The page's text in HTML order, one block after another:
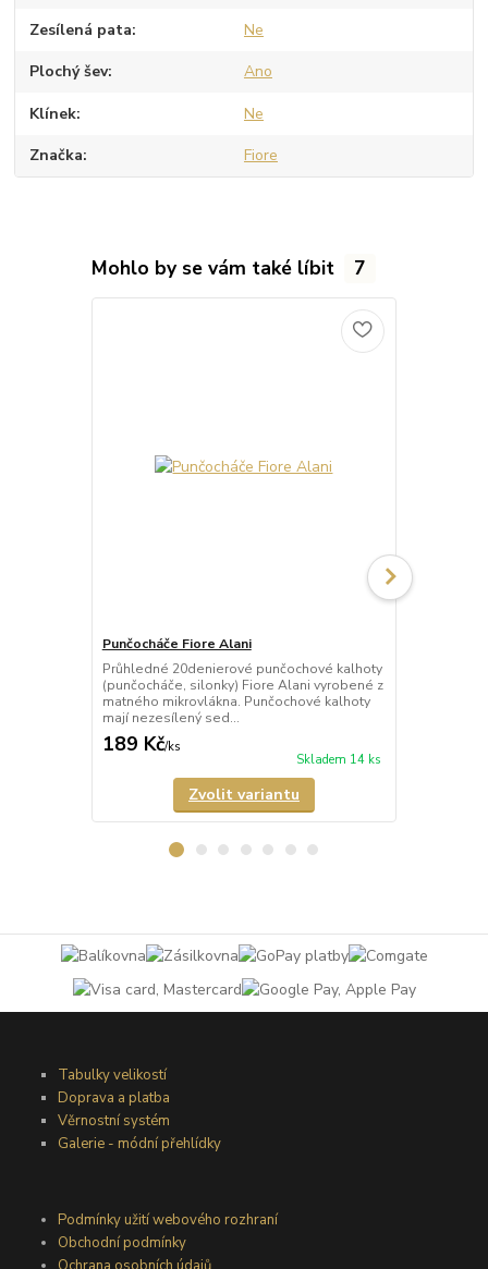
Zesílená pata Ne
Plochý šev Ano
Klínek Ne
Značka Fiore
Mohlo by se vám také líbit 7
Punčocháče Fiore Alani
Průhledné 20denierové punčochové kalhoty
(punčocháče, silonky) Fiore Alani vyrobené z
matného mikrovlákna. Punčochové kalhoty
mají nezesílený sed...
189 Kč/ks
Skladem 14 ks
Zvolit variantu
Tabulky velikostí
Doprava a platba
Věrnostní systém
Galerie - módní přehlídky
Podmínky užití webového rozhraní
Obchodní podmínky